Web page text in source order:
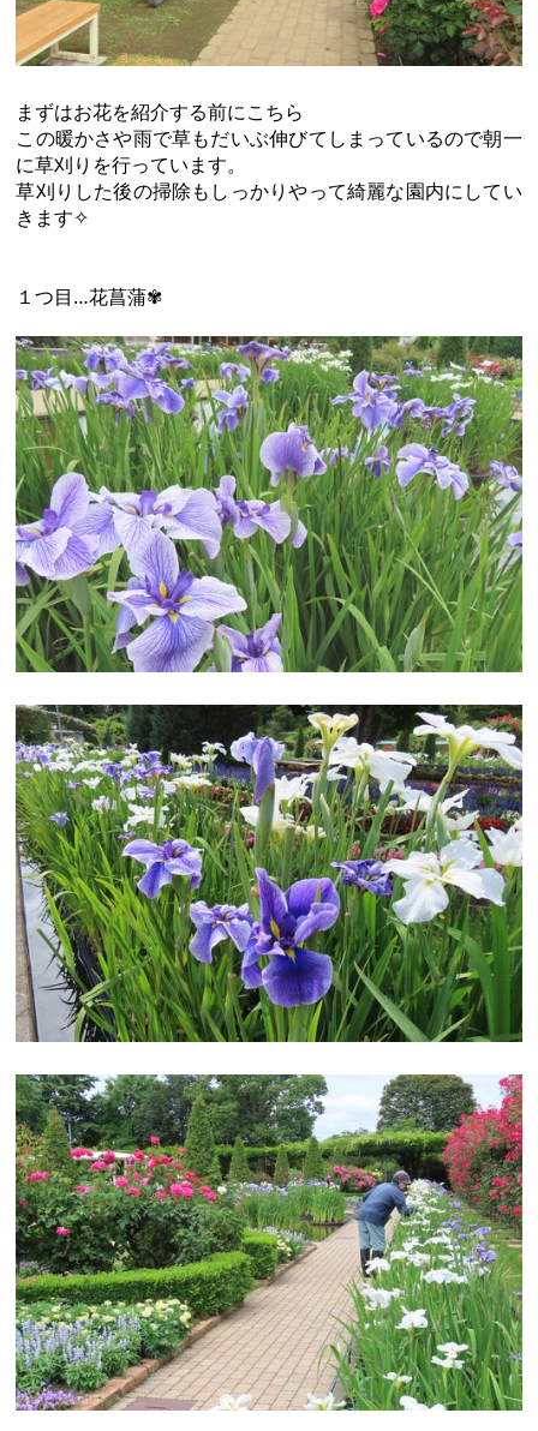
まずはお花を紹介する前にこちら
この暖かさや雨で草もだいぶ伸びてしまっているので朝一
に草刈りを行っています。
草刈りした後の掃除もしっかりやって綺麗な園内にしてい
きます✧
１つ目…花菖蒲✾